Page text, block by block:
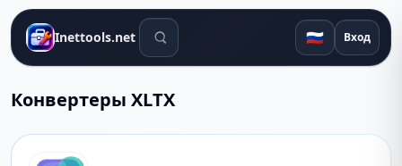
Inettools.net Поиск инструментов 🇷🇺 Вход
Конвертеры XLTX